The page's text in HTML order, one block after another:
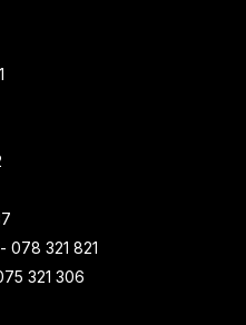
321 821
321 306